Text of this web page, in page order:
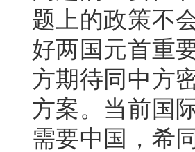
题上的政策不
好两国元首重
方期待同中方
方案。当前国
需要中国，希